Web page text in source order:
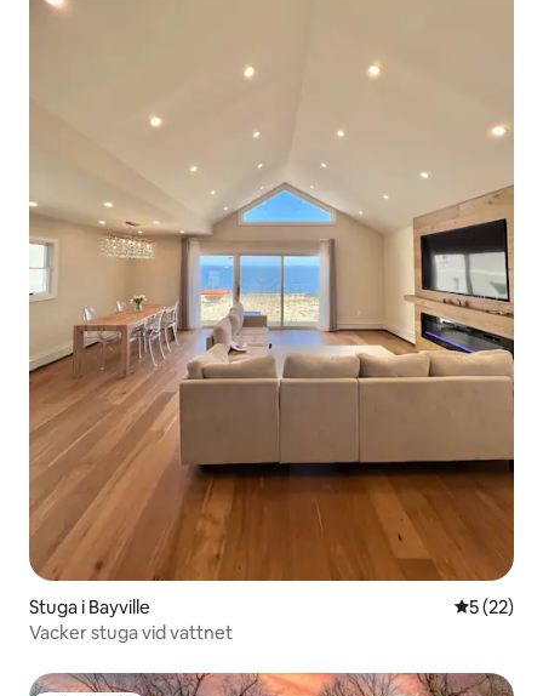
Stuga i Bayville 5 av 5 i
5 (22)
Vacker stuga vid vattnet